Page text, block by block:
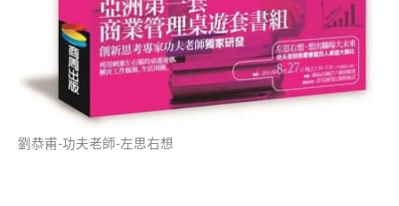
劉恭甫-功夫老師-左思右想